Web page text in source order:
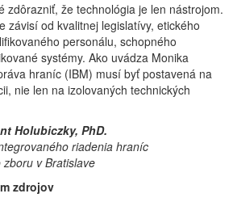
zdôrazniť, že technológia je len nástrojom.
závisí od kvalitnej legislatívy, etického
personálu, schopného
systémy. Ako uvádza Monika
hraníc (IBM) musí byť postavená na
nie len na izolovaných technických
Holubiczky, PhD.
riadenia hraníc
v Bratislave
zdrojov